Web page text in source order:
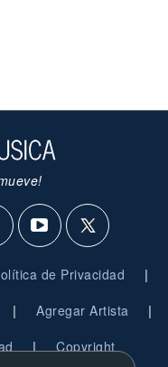
de Privacidad |
| Agregar Artista |
| Copyright